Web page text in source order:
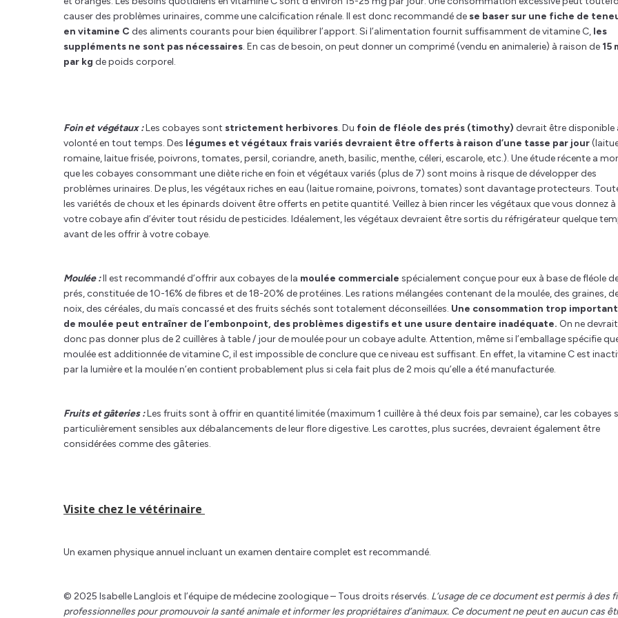
causer des problèmes urinaires, comme une calcification rénale. Il est donc recommandé dese baser sur une fiche de
en vitamine C des aliments courants pour bien équilibrer l’apport. Si l’alimentation fournit suffisamment de vitamine C, les
suppléments ne sont pas nécessaires. En cas de besoin, on peut donner un comprimé (vendu en animalerie) à raison de 15
par kg de poids corporel.
Foin et végétaux :Les cobayes sont strictement herbivores. Du foin de fléole des prés (timothy) devrait être disponible
volonté en tout temps. Des légumes et végétaux frais variés devraient être offerts à raison d’une tasse par jour
romaine, laitue frisée, poivrons, tomates, persil, coriandre, aneth, basilic, menthe, céleri, escarole, etc.). Une étude récente a
que les cobayes consommant une diète riche en foin et végétaux variés (plus de 7) sont moins à risque de développer des
problèmes urinaires. De plus, les végétaux riches en eau (laitue romaine, poivrons, tomates) sont davantage protecteurs.
les variétés de choux et les épinards doivent être offerts en petite quantité. Veillez à bien rincer les végétaux que vous donnez à
votre cobaye afin d’éviter tout résidu de pesticides. Idéalement, les végétaux devraient être sortis du réfrigérateur quelque
avant de les offrir à votre cobaye.
Moulée :Il est recommandé d’offrir aux cobayes de la moulée commerciale spécialement conçue pour eux à base de fléole
prés, constituée de 10-16% de fibres et de 18-20% de protéines. Les rations mélangées contenant de la moulée, des graines,
noix, des céréales, du maïs concassé et des fruits séchés sont totalement déconseillées. Une consommation trop
de moulée peut entraîner de l’embonpoint, des problèmes digestifs et une usure dentaire inadéquate. On ne devrait
donc pas donner plus de 2 cuillères à table / jour de moulée pour un cobaye adulte. Attention, même si l’emballage spécifie
moulée est additionnée de vitamine C, il est impossible de conclure que ce niveau est suffisant. En effet, la vitamine C est
par la lumière et la moulée n’en contient probablement plus si cela fait plus de 2 mois qu’elle a été manufacturée.
Fruits et gâteries :Les fruits sont à offrir en quantité limitée (maximum 1 cuillère à thé deux fois par semaine), car les cobayes
particulièrement sensibles aux débalancements de leur flore digestive. Les carottes, plus sucrées, devraient également être
considérées comme des gâteries.
Visite chez le vétérinaire
Un examen physique annuel incluant un examen dentaire complet est recommandé.
© 2025 Isabelle Langlois et l’équipe de médecine zoologique – Tous droits réservés. L’usage de ce document est permis à des
professionnelles pour promouvoir la santé animale et informer les propriétaires d’animaux. Ce document ne peut en aucun cas